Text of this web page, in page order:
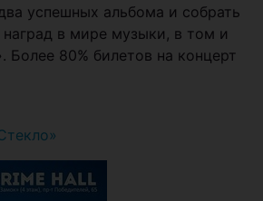
успешных альбома и собрать
в мире музыки, в том и
Более 80% билетов на концерт